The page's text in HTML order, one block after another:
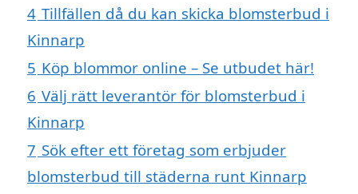
4 Tillfällen då du kan skicka blomsterbud i
Kinnarp
5 Köp blommor online – Se utbudet här!
6 Välj rätt leverantör för blomsterbud i
Kinnarp
7 Sök efter ett företag som erbjuder
blomsterbud till städerna runt Kinnarp